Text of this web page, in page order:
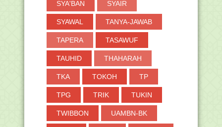
SYA'BAN SYAIR
SYAWAL TANYA-JAWAB
TAPERA TASAWUF
TAUHID THAHARAH
TKA TOKOH TP
TPG TRIK TUKIN
TWIBBON UAMBN-BK